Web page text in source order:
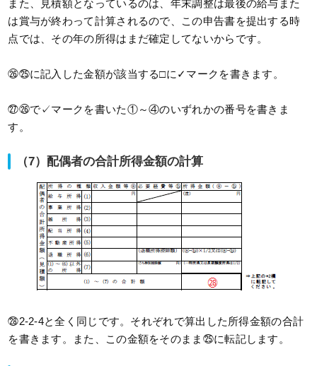
また、見積額となっているのは、年末調整は最後の給与また
は賞与が終わって計算されるので、この申告書を提出する時
点では、その年の所得はまだ確定してないからです。
㉖㉕に記入した金額が該当する□に✓マークを書きます。
㉗㉖で✓マークを書いた①～④のいずれかの番号を書きま
す。
（7）配偶者の合計所得金額の計算
㉘2-2-4と全く同じです。それぞれで算出した所得金額の合計
を書きます。また、この金額をそのまま㉕に転記します。